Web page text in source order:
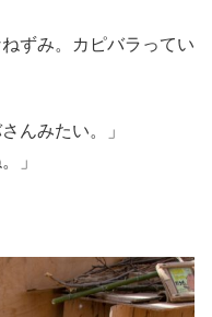
ずみ。カピバラってい
んみたい。」
」